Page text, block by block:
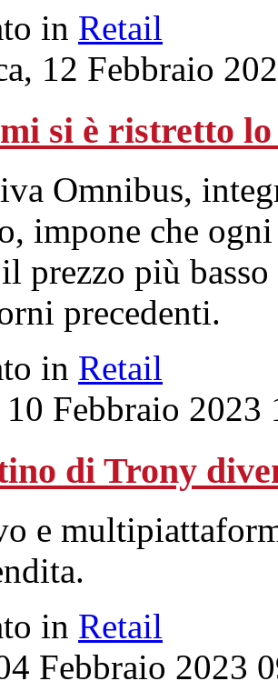
in Retail
12 Febbraio
si è ristretto lo
Omnibus,
impone che
prezzo più
precedenti.
in Retail
Febbraio 2023
di Trony
e
in Retail
Febbraio 2023